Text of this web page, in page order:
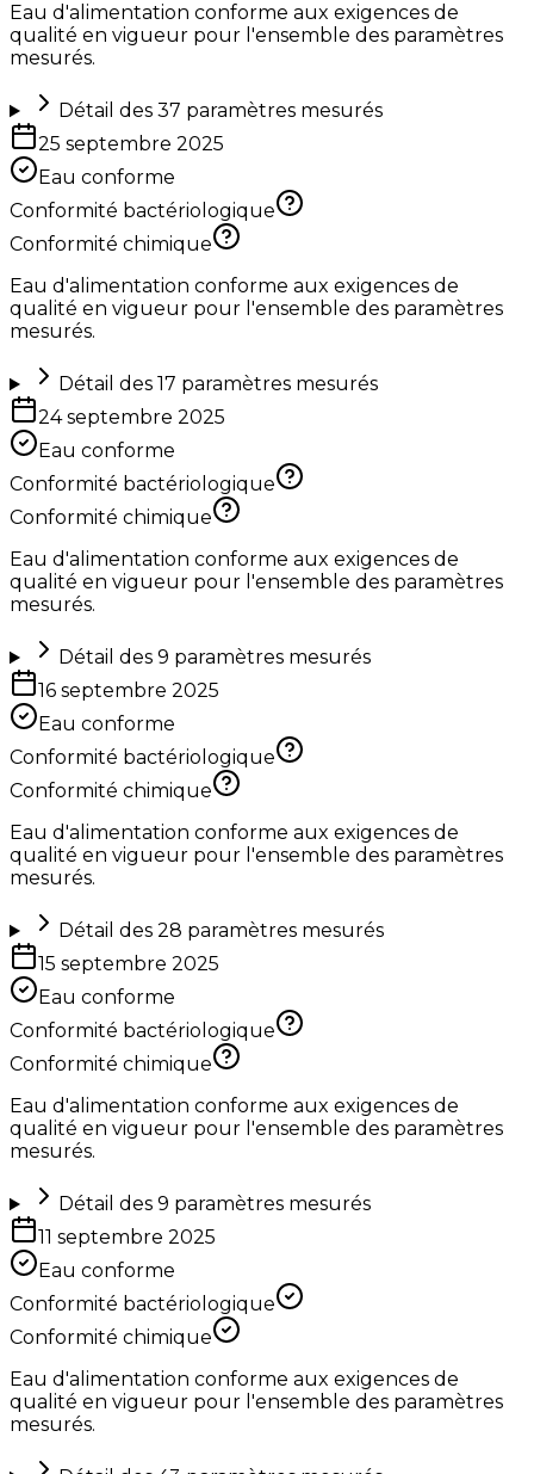
Eau d'alimentation conforme aux exigences de
qualité en vigueur pour l'ensemble des paramètres
mesurés.
Détail des 37 paramètres mesurés
25 septembre 2025
Eau conforme
Conformité bactériologique
Conformité chimique
Eau d'alimentation conforme aux exigences de
qualité en vigueur pour l'ensemble des paramètres
mesurés.
Détail des 17 paramètres mesurés
24 septembre 2025
Eau conforme
Conformité bactériologique
Conformité chimique
Eau d'alimentation conforme aux exigences de
qualité en vigueur pour l'ensemble des paramètres
mesurés.
Détail des 9 paramètres mesurés
16 septembre 2025
Eau conforme
Conformité bactériologique
Conformité chimique
Eau d'alimentation conforme aux exigences de
qualité en vigueur pour l'ensemble des paramètres
mesurés.
Détail des 28 paramètres mesurés
15 septembre 2025
Eau conforme
Conformité bactériologique
Conformité chimique
Eau d'alimentation conforme aux exigences de
qualité en vigueur pour l'ensemble des paramètres
mesurés.
Détail des 9 paramètres mesurés
11 septembre 2025
Eau conforme
Conformité bactériologique
Conformité chimique
Eau d'alimentation conforme aux exigences de
qualité en vigueur pour l'ensemble des paramètres
mesurés.